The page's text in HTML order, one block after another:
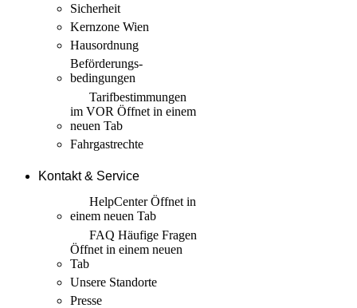
Sicherheit
Kernzone Wien
Hausordnung
Beförderungs­
bedingungen
Tarif­bestimmungen
im VOR Öffnet in einem
neuen Tab
Fahrgastrechte
Kontakt & Service
HelpCenterÖffnet in
einem neuen Tab
FAQ Häufige Fragen
Öffnet in einem neuen
Tab
Unsere Standorte
Presse